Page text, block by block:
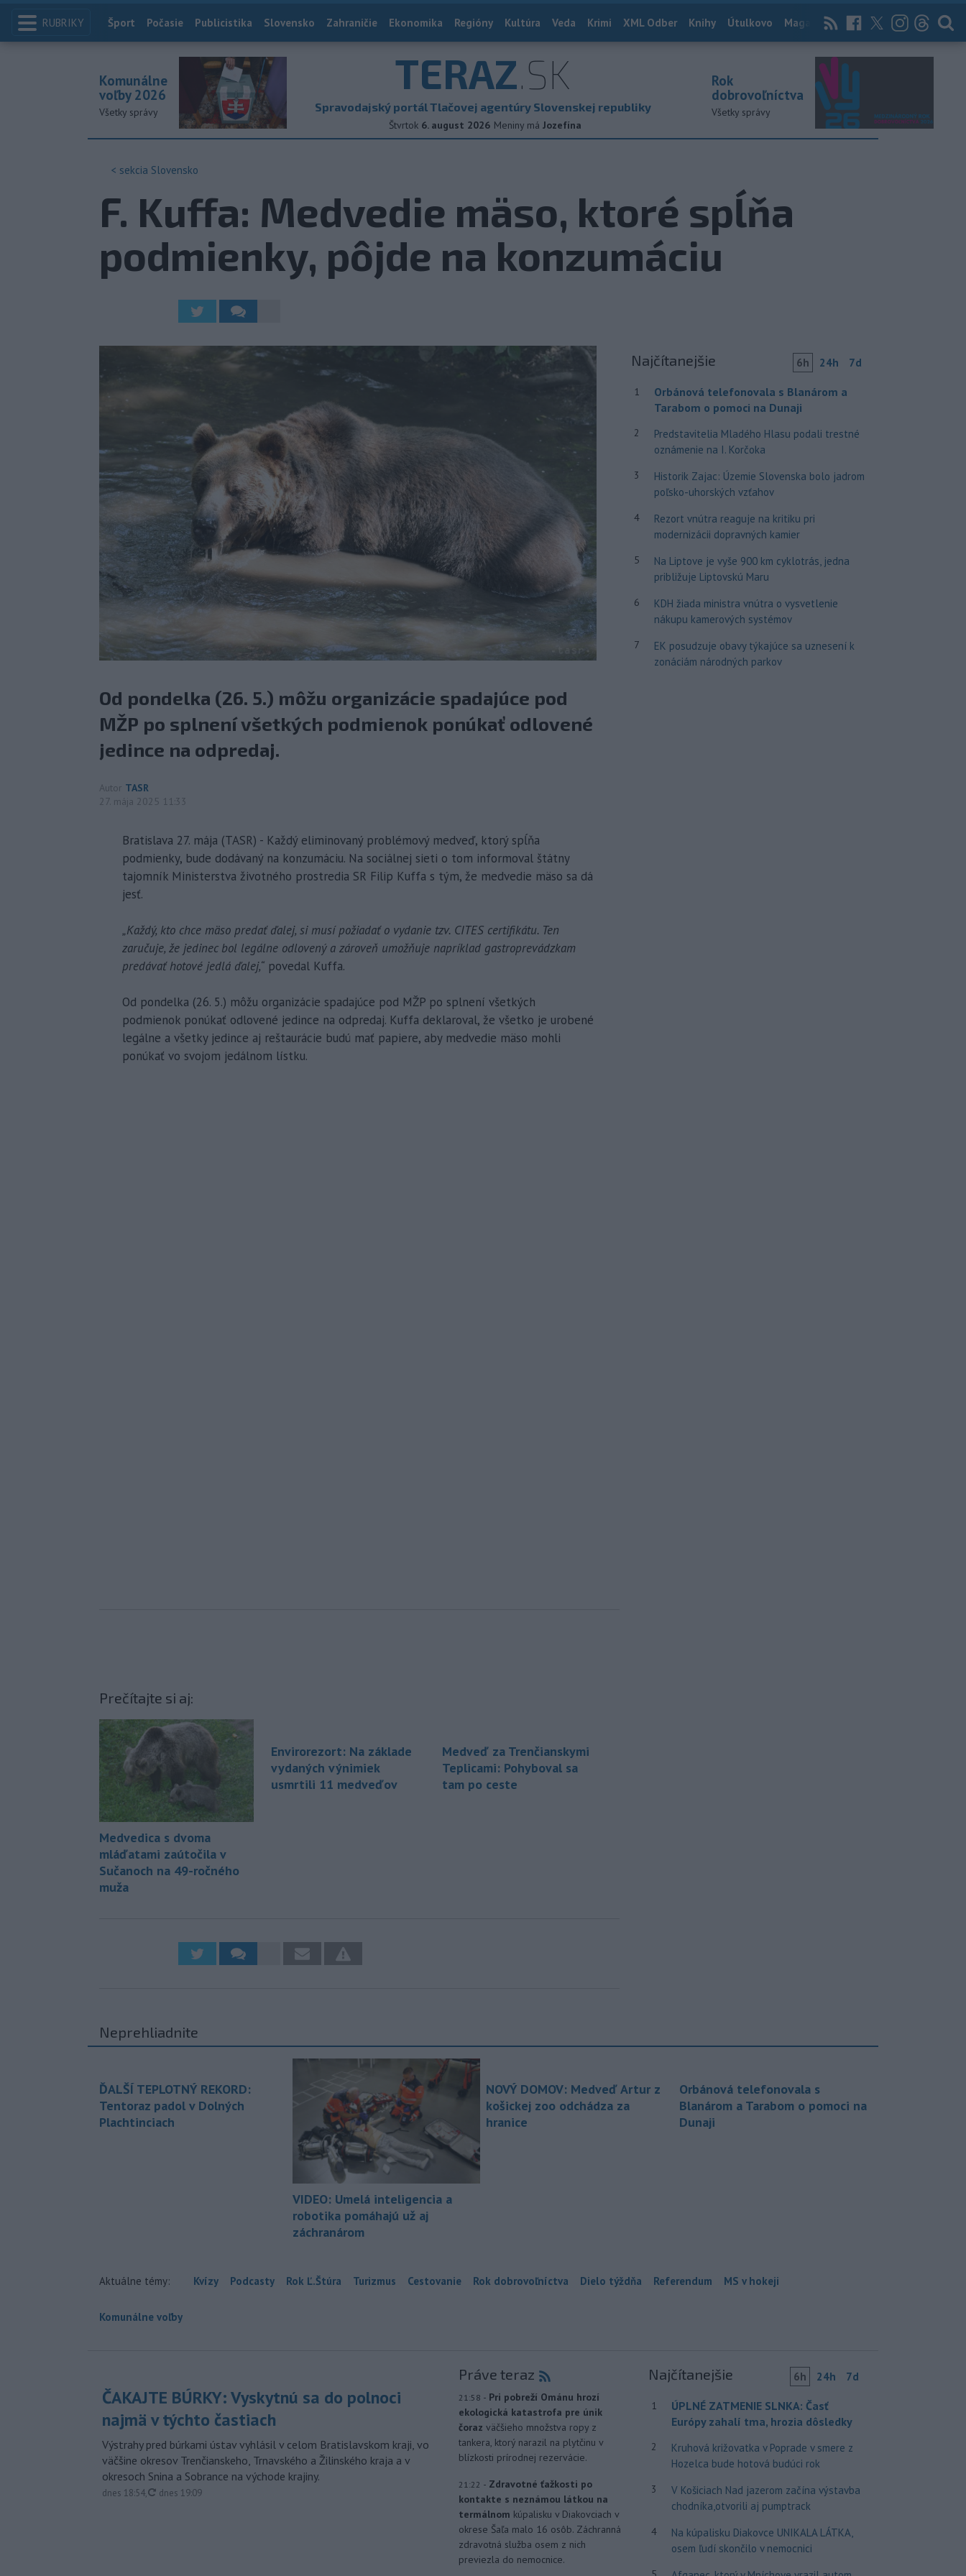
RUBRIKY Index
Šport Počasie Publicistika Slovensko Zahraničie Ekonomika Regióny Kultúra Veda Krimi XML Odber Knihy Útulkovo Magazín News Now Archív
TERAZ.SK
Spravodajský portál Tlačovej agentúry Slovenskej republiky
Štvrtok 6. august 2026 Meniny má Jozefína
Komunálne
voľby 2026
Všetky správy
Rok
dobrovoľníctva
Všetky správy
< sekcia Slovensko
F. Kuffa: Medvedie mäso, ktoré spĺňa
podmienky, pôjde na konzumáciu
Od pondelka (26. 5.) môžu organizácie spadajúce pod
MŽP po splnení všetkých podmienok ponúkať odlovené
jedince na odpredaj.
Autor TASR
27. mája 2025 11:33
Bratislava 27. mája (TASR) - Každý eliminovaný problémový medveď, ktorý spĺňa
podmienky, bude dodávaný na konzumáciu. Na sociálnej sieti o tom informoval štátny
tajomník Ministerstva životného prostredia SR Filip Kuffa s tým, že medvedie mäso sa dá
jesť.
„Každý, kto chce mäso predať ďalej, si musí požiadať o vydanie tzv. CITES certifikátu. Ten
zaručuje, že jedinec bol legálne odlovený a zároveň umožňuje napríklad gastroprevádzkam
predávať hotové jedlá ďalej,“ povedal Kuffa.
Od pondelka (26. 5.) môžu organizácie spadajúce pod MŽP po splnení všetkých
podmienok ponúkať odlovené jedince na odpredaj. Kuffa deklaroval, že všetko je urobené
legálne a všetky jedince aj reštaurácie budú mať papiere, aby medvedie mäso mohli
ponúkať vo svojom jedálnom lístku.
Prečítajte si aj:
Medvedica s dvoma
mláďatami zaútočila v
Sučanoch na 49-ročného
muža
Envirorezort: Na základe
vydaných výnimiek
usmrtili 11 medveďov
Medveď za Trenčianskymi
Teplicami: Pohyboval sa
tam po ceste
Najčítanejšie 6h 24h 7d
1
Orbánová telefonovala s Blanárom a
Tarabom o pomoci na Dunaji
2
Predstavitelia Mladého Hlasu podali trestné
oznámenie na I. Korčoka
3
Historik Zajac: Územie Slovenska bolo jadrom
poľsko-uhorských vzťahov
4
Rezort vnútra reaguje na kritiku pri
modernizácii dopravných kamier
5
Na Liptove je vyše 900 km cyklotrás, jedna
približuje Liptovskú Maru
6
KDH žiada ministra vnútra o vysvetlenie
nákupu kamerových systémov
7
EK posudzuje obavy týkajúce sa uznesení k
zonáciám národných parkov
Neprehliadnite
ĎALŠÍ TEPLOTNÝ REKORD:
Tentoraz padol v Dolných
Plachtinciach
VIDEO: Umelá inteligencia a
robotika pomáhajú už aj
záchranárom
NOVÝ DOMOV: Medveď Artur z
košickej zoo odchádza za
hranice
Orbánová telefonovala s
Blanárom a Tarabom o pomoci na
Dunaji
Aktuálne témy: Kvízy Podcasty Rok Ľ.Štúra Turizmus Cestovanie Rok dobrovoľníctva Dielo týždňa Referendum MS v hokeji
Komunálne voľby
ČAKAJTE BÚRKY: Vyskytnú sa do polnoci
najmä v týchto častiach
Výstrahy pred búrkami ústav vyhlásil v celom Bratislavskom kraji, vo
väčšine okresov Trenčianskeho, Trnavského a Žilinského kraja a v
okresoch Snina a Sobrance na východe krajiny.
dnes 18:54, aktualizované
dnes 19:09
Práve teraz
21:58 - Pri pobreží Ománu hrozí
ekologická katastrofa pre únik
čoraz väčšieho množstva ropy z
tankera, ktorý narazil na plytčinu v
blízkosti prírodnej rezervácie.
21:22 - Zdravotné ťažkosti po
kontakte s neznámou látkou na
termálnom kúpalisku v Diakovciach v
okrese Šaľa malo 16 osôb. Záchranná
zdravotná služba osem z nich
previezla do nemocnice.
Najčítanejšie 6h 24h 7d
1
ÚPLNÉ ZATMENIE SLNKA: Časť
Európy zahalí tma, hrozia dôsledky
2
Kruhová križovatka v Poprade v smere z
Hozelca bude hotová budúci rok
3
V Košiciach Nad jazerom začína výstavba
chodníka,otvorili aj pumptrack
4
Na kúpalisku Diakovce UNIKALA LÁTKA,
osem ľudí skončilo v nemocnici